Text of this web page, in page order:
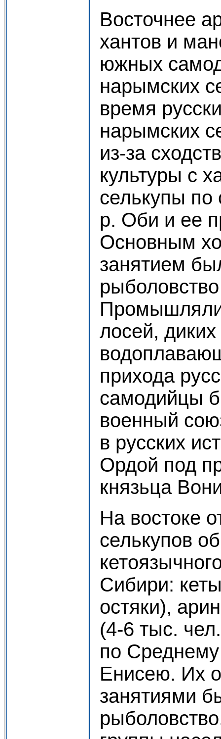
Восточнее
хантов и
южных
нарымских
время
нарымских
из-за
культуры с
селькупы по
р. Оби и ее
Основным
занятием
лосей,
прихода
самодийцы
военный
в русских
Ордой под
князьца
На востоке
селькупов
Сибири:
остяки),
(4-6 тыс.
по
Енисею. Их
занятиями